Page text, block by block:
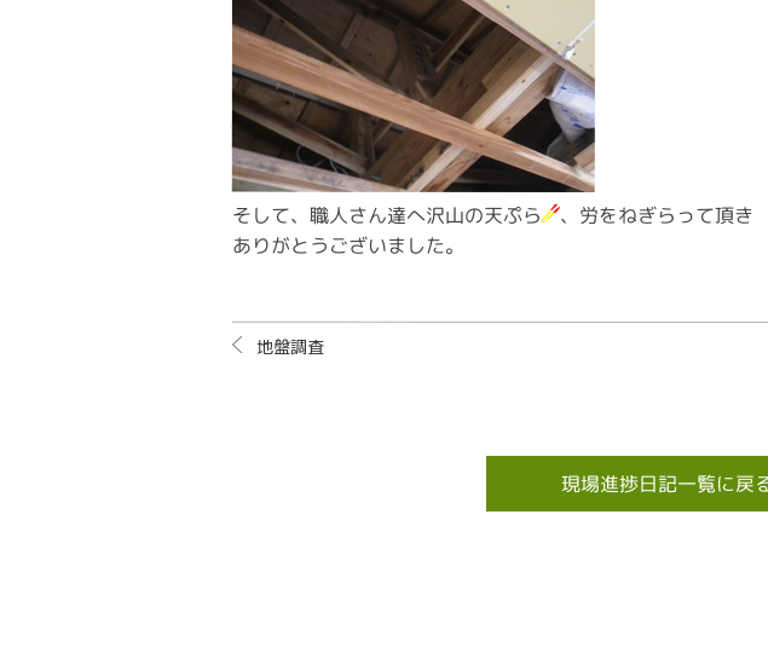
そして、職人さん達へ沢山の天ぷら 、労をねぎらって頂き
ありがとうございました。
地盤調査
現場進捗日記一覧に戻